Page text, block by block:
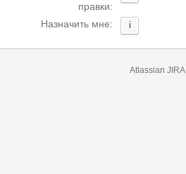
правки:
Назначить мне: i
Atlassian JIRA